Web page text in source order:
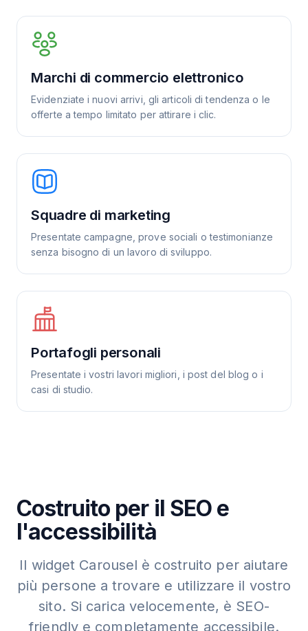
Marchi di commercio elettronico
Evidenziate i nuovi arrivi, gli articoli di tendenza o le
offerte a tempo limitato per attirare i clic.
Squadre di marketing
Presentate campagne, prove sociali o testimonianze
senza bisogno di un lavoro di sviluppo.
Portafogli personali
Presentate i vostri lavori migliori, i post del blog o i
casi di studio.
Costruito per il SEO e
l'accessibilità
Il widget Carousel è costruito per aiutare
più persone a trovare e utilizzare il vostro
sito. Si carica velocemente, è SEO-
friendly e completamente accessibile.